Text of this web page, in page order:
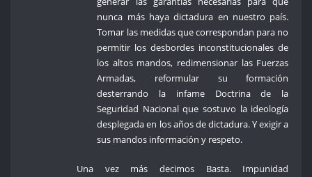
nunca más haya dictadura en nuestro país.
Tomar las medidas que correspondan para no
permitir los desbordes inconstitucionales de
los altos mandos, redimensionar las Fuerzas
Armadas, reformular su formación
desterrando la infame Doctrina de la
Seguridad Nacional que sostuvo la ideología
desplegada en los años de dictadura. Y exigir a
sus mandos información y respeto.
Una vez más decimos Basta. Impunidad